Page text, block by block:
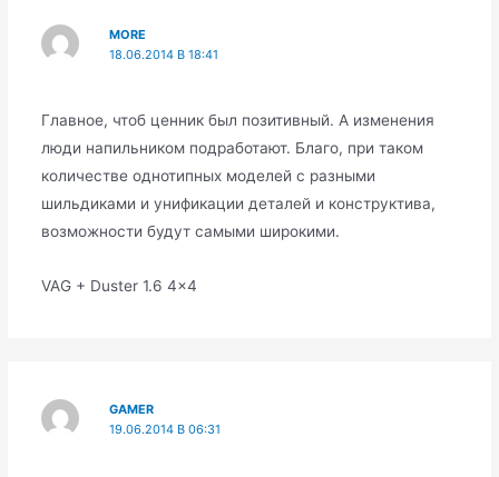
MORE
18.06.2014 В 18:41
Главное, чтоб ценник был позитивный. А изменения
люди напильником подработают. Благо, при таком
количестве однотипных моделей с разными
шильдиками и унификации деталей и конструктива,
возможности будут самыми широкими.
VAG + Duster 1.6 4×4
GAMER
19.06.2014 В 06:31